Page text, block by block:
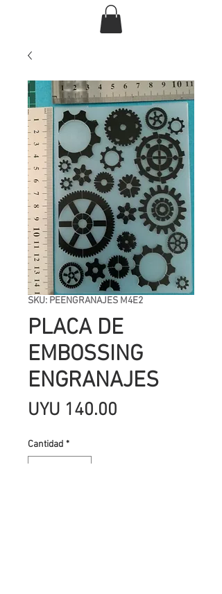
SKU: PEENGRANAJES M4E2
PLACA DE
EMBOSSING
ENGRANAJES
UYU 140.00
Cantidad *